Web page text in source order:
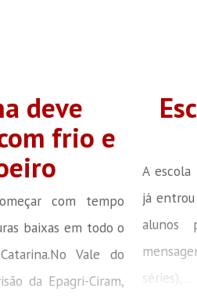
deve
frio e
com tempo
baixas em todo o
Vale do
da Epagri-Ciram,
A escola
já
alunos
séries),...